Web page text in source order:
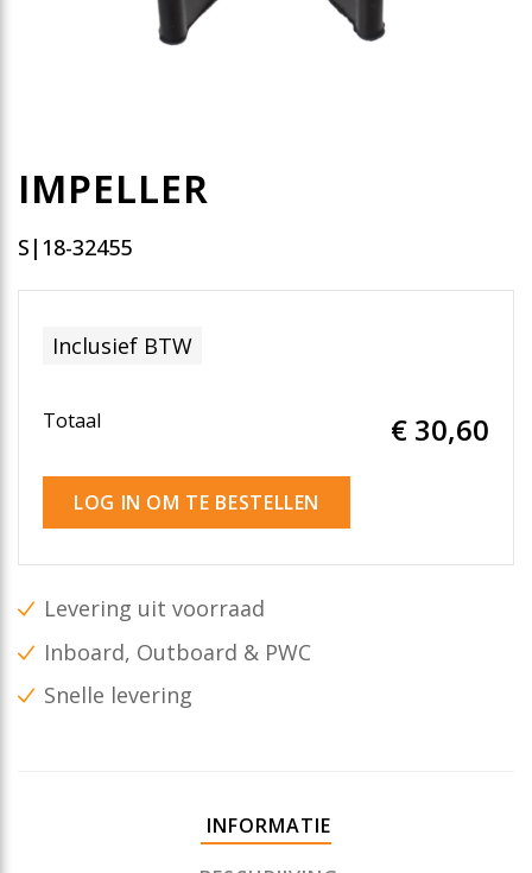
IMPELLER
S|18-32455
Inclusief BTW
Totaal € 30,60
LOG IN OM TE BESTELLEN
Levering uit voorraad
Inboard, Outboard & PWC
Snelle levering
INFORMATIE